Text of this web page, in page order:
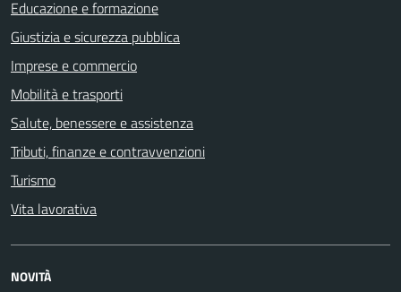
Educazione e formazione
Giustizia e sicurezza pubblica
Imprese e commercio
Mobilità e trasporti
Salute, benessere e assistenza
Tributi, finanze e contravvenzioni
Turismo
Vita lavorativa
NOVITÀ